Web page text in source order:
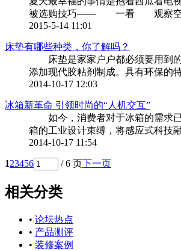
被选购技巧—— 一看 观察空
2015-5-14 11:01
床垫有哪些种类，你了解吗？
床垫是家家户户都必须要用到
添加现代胶粘剂制成。具有环保
2014-10-17 12:03
冰箱新革命 引领时尚的“人机交互”
如今，消费者对于冰箱的需求已
箱的工业设计束缚，将感应式科技
2014-10-17 11:54
123456 / 6 页下一页
相关分类
• 论坛热点
• 产品测评
• 装修案例